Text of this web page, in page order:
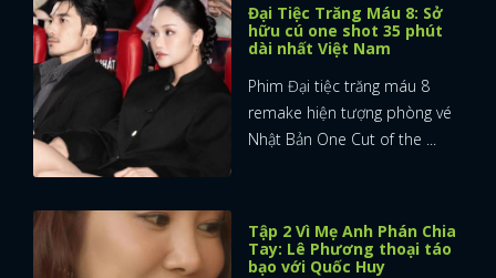
Đại Tiệc Trăng Máu 8: Sở
hữu cú one shot 35 phút
dài nhất Việt Nam
Phim Đại tiệc trăng máu 8
remake hiện tượng phòng vé
Nhật Bản One Cut of the ...
Tập 2 Vì Mẹ Anh Phán Chia
Tay: Lê Phương thoại táo
bạo với Quốc Huy